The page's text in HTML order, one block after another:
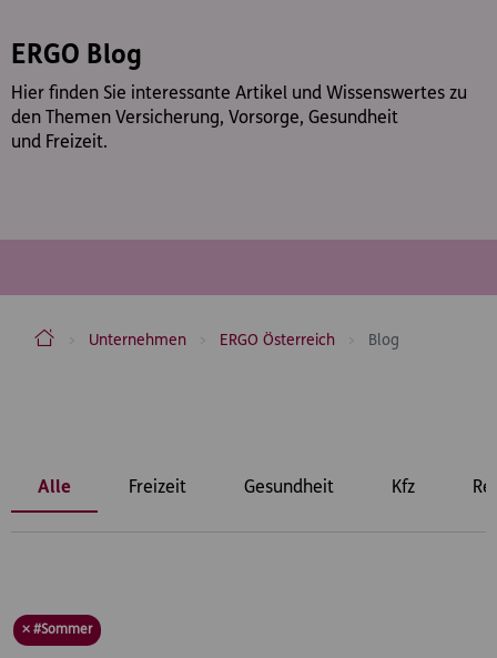
ERGO Blog
Hier finden Sie interessante Artikel und Wissenswertes zu
den Themen Versicherung, Vorsorge, Gesundheit
und Freizeit.
ERGO Versicherung Aktiengesellschaft
Unternehmen ERGO Österreich Blog
Alle Freizeit Gesundheit Kfz
× #Sommer